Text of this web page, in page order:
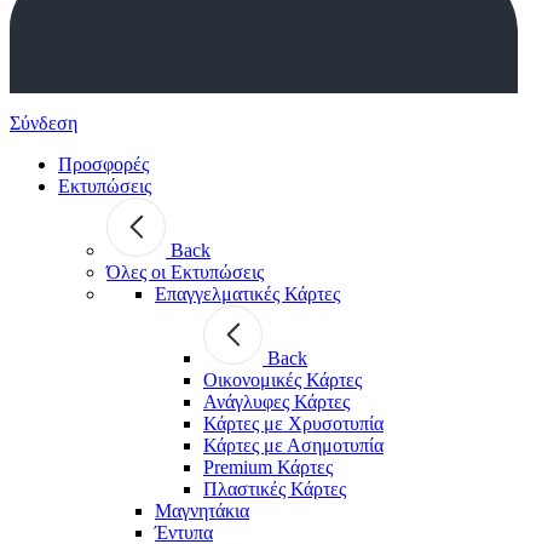
Σύνδεση
Προσφορές
Εκτυπώσεις
Back
Όλες οι Εκτυπώσεις
Επαγγελματικές Κάρτες
Back
Οικονομικές Κάρτες
Ανάγλυφες Κάρτες
Κάρτες με Χρυσοτυπία
Κάρτες με Ασημοτυπία
Premium Κάρτες
Πλαστικές Κάρτες
Μαγνητάκια
Έντυπα